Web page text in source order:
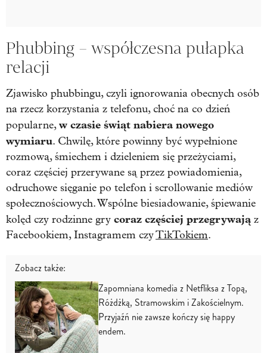
Phubbing – współczesna pułapka
relacji
Zjawisko phubbingu, czyli ignorowania obecnych osób
na rzecz korzystania z telefonu, choć na co dzień
popularne,w czasie świąt nabiera nowego
wymiaru. Chwilę, które powinny być wypełnione
rozmową, śmiechem i dzieleniem się przeżyciami,
coraz częściej przerywane są przez powiadomienia,
odruchowe sięganie po telefon i scrollowanie mediów
społecznościowych. Wspólne biesiadowanie, śpiewanie
kolęd czy rodzinne gry coraz częściej przegrywają z
Facebookiem, Instagramem czyTikTokiem.
Zobacz także:
Zapomniana komedia z Netfliksa z Topą,
Różdżką, Stramowskim i Zakościelnym.
Przyjaźń nie zawsze kończy się happy
endem.